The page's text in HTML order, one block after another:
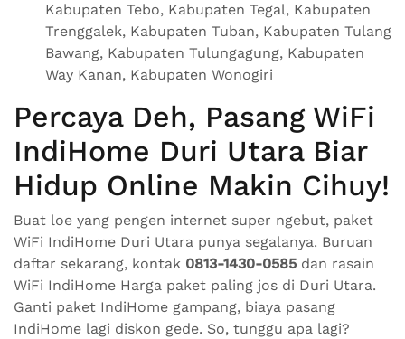
Kabupaten Tebo, Kabupaten Tegal, Kabupaten
Trenggalek, Kabupaten Tuban, Kabupaten Tulang
Bawang, Kabupaten Tulungagung, Kabupaten
Way Kanan, Kabupaten Wonogiri
Percaya Deh, Pasang WiFi
IndiHome Duri Utara Biar
Hidup Online Makin Cihuy!
Buat loe yang pengen internet super ngebut, paket
WiFi IndiHome Duri Utara punya segalanya. Buruan
daftar sekarang, kontak 0813-1430-0585 dan rasain
WiFi IndiHome Harga paket paling jos di Duri Utara.
Ganti paket IndiHome gampang, biaya pasang
IndiHome lagi diskon gede. So, tunggu apa lagi?